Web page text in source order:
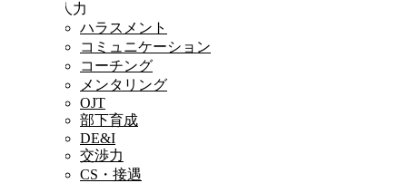
対人力
ハラスメント
コミュニケーション
コーチング
メンタリング
OJT
部下育成
DE&I
交渉力
CS・接遇